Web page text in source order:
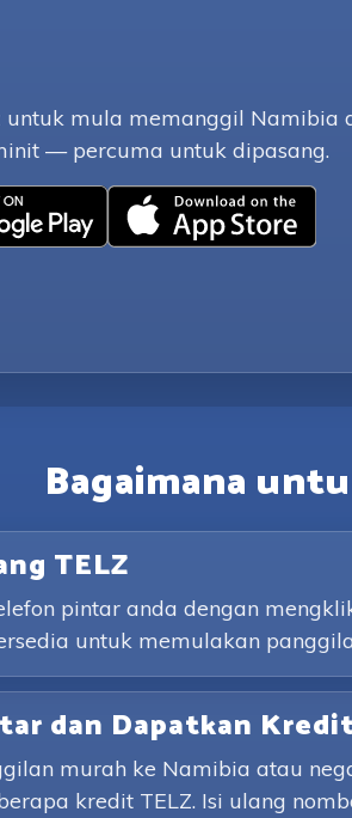
untuk mula memanggil Namibia
— percuma untuk dipasang.
Bagaimana
TELZ
pintar anda dengan
untuk memulakan
dan Dapatkan
murah ke Namibia atau
kredit TELZ. Isi ulang